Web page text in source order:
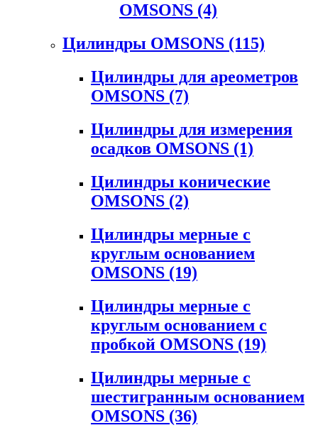
OMSONS (4)
Цилиндры OMSONS (115)
Цилиндры для ареометров
OMSONS (7)
Цилиндры для измерения
осадков OMSONS (1)
Цилиндры конические
OMSONS (2)
Цилиндры мерные с
круглым основанием
OMSONS (19)
Цилиндры мерные с
круглым основанием с
пробкой OMSONS (19)
Цилиндры мерные с
шестигранным основанием
OMSONS (36)